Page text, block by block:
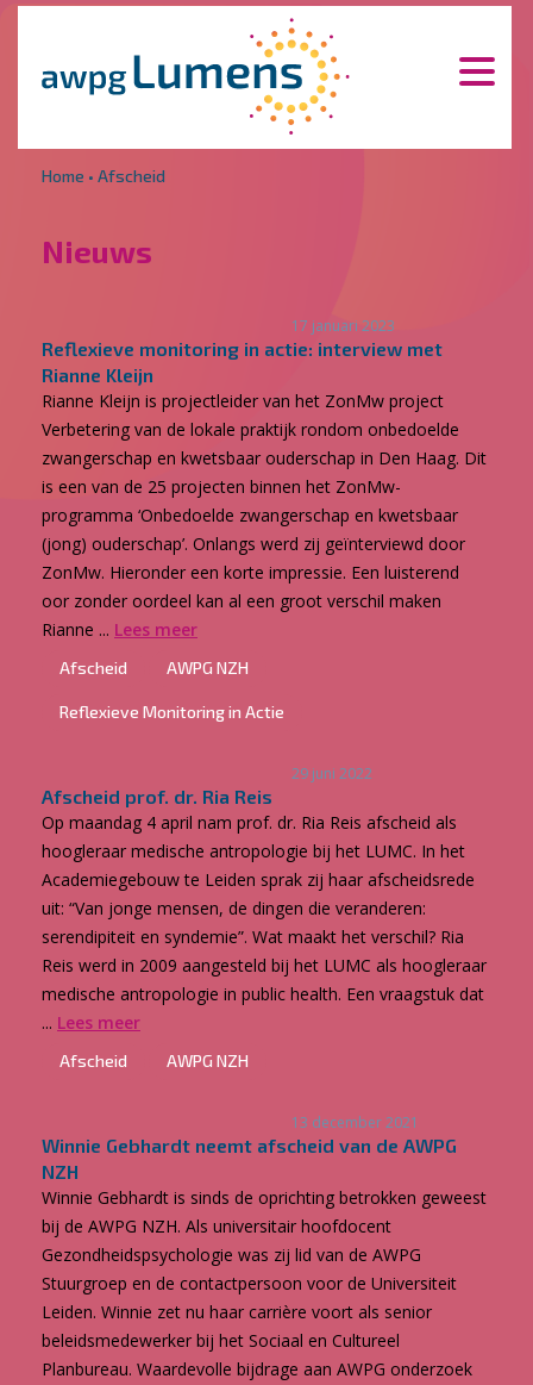
Home • Afscheid
Nieuws
17 januari 2023
Reflexieve monitoring in actie: interview met
Rianne Kleijn
Rianne Kleijn is projectleider van het ZonMw project
Verbetering van de lokale praktijk rondom onbedoelde
zwangerschap en kwetsbaar ouderschap in Den Haag. Dit
is een van de 25 projecten binnen het ZonMw-
programma ‘Onbedoelde zwangerschap en kwetsbaar
(jong) ouderschap’. Onlangs werd zij geïnterviewd door
ZonMw. Hieronder een korte impressie. Een luisterend
oor zonder oordeel kan al een groot verschil maken
Rianne ... Lees meer
Afscheid AWPG NZH
Reflexieve Monitoring in Actie
29 juni 2022
Afscheid prof. dr. Ria Reis
Op maandag 4 april nam prof. dr. Ria Reis afscheid als
hoogleraar medische antropologie bij het LUMC. In het
Academiegebouw te Leiden sprak zij haar afscheidsrede
uit: “Van jonge mensen, de dingen die veranderen:
serendipiteit en syndemie”. Wat maakt het verschil? Ria
Reis werd in 2009 aangesteld bij het LUMC als hoogleraar
medische antropologie in public health. Een vraagstuk dat
... Lees meer
Afscheid AWPG NZH
13 december 2021
Winnie Gebhardt neemt afscheid van de AWPG
NZH
Winnie Gebhardt is sinds de oprichting betrokken geweest
bij de AWPG NZH. Als universitair hoofdocent
Gezondheidspsychologie was zij lid van de AWPG
Stuurgroep en de contactpersoon voor de Universiteit
Leiden. Winnie zet nu haar carrière voort als senior
beleidsmedewerker bij het Sociaal en Cultureel
Planbureau. Waardevolle bijdrage aan AWPG onderzoek